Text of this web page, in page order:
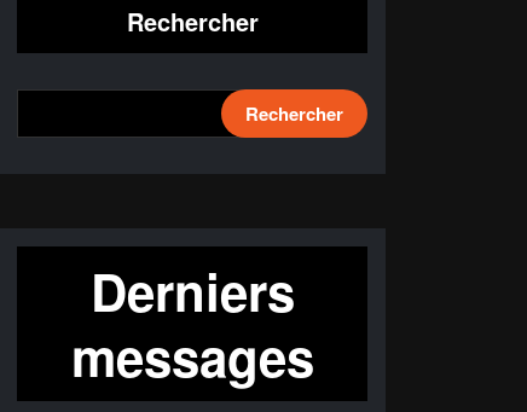
Rechercher
Rechercher
Derniers
messages